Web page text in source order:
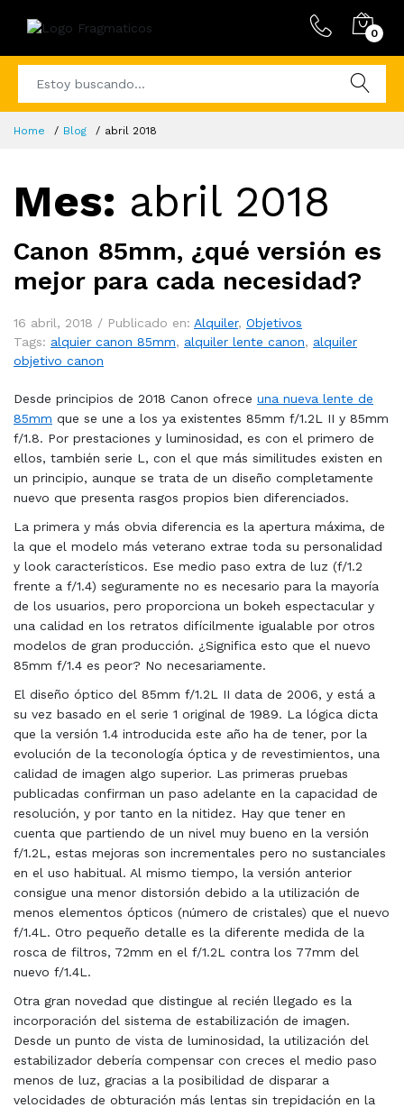
0
Home Blog abril 2018
Mes: abril 2018
Canon 85mm, ¿qué versión es
mejor para cada necesidad?
16 abril, 2018 / Publicado en: Alquiler, Objetivos
Tags: alquier canon 85mm, alquiler lente canon, alquiler
objetivo canon
Desde principios de 2018 Canon ofrece una nueva lente de
85mm que se une a los ya existentes 85mm f/1.2L II y 85mm
f/1.8. Por prestaciones y luminosidad, es con el primero de
ellos, también serie L, con el que más similitudes existen en
un principio, aunque se trata de un diseño completamente
nuevo que presenta rasgos propios bien diferenciados.
La primera y más obvia diferencia es la apertura máxima, de
la que el modelo más veterano extrae toda su personalidad
y look característicos. Ese medio paso extra de luz (f/1.2
frente a f/1.4) seguramente no es necesario para la mayoría
de los usuarios, pero proporciona un bokeh espectacular y
una calidad en los retratos difícilmente igualable por otros
modelos de gran producción. ¿Significa esto que el nuevo
85mm f/1.4 es peor? No necesariamente.
El diseño óptico del 85mm f/1.2L II data de 2006, y está a
su vez basado en el serie 1 original de 1989. La lógica dicta
que la versión 1.4 introducida este año ha de tener, por la
evolución de la teconología óptica y de revestimientos, una
calidad de imagen algo superior. Las primeras pruebas
publicadas confirman un paso adelante en la capacidad de
resolución, y por tanto en la nitidez. Hay que tener en
cuenta que partiendo de un nivel muy bueno en la versión
f/1.2L, estas mejoras son incrementales pero no sustanciales
en el uso habitual. Al mismo tiempo, la versión anterior
consigue una menor distorsión debido a la utilización de
menos elementos ópticos (número de cristales) que el nuevo
f/1.4L. Otro pequeño detalle es la diferente medida de la
rosca de filtros, 72mm en el f/1.2L contra los 77mm del
nuevo f/1.4L.
Otra gran novedad que distingue al recién llegado es la
incorporación del sistema de estabilización de imagen.
Desde un punto de vista de luminosidad, la utilización del
estabilizador debería compensar con creces el medio paso
menos de luz, gracias a la posibilidad de disparar a
velocidades de obturación más lentas sin trepidación en la